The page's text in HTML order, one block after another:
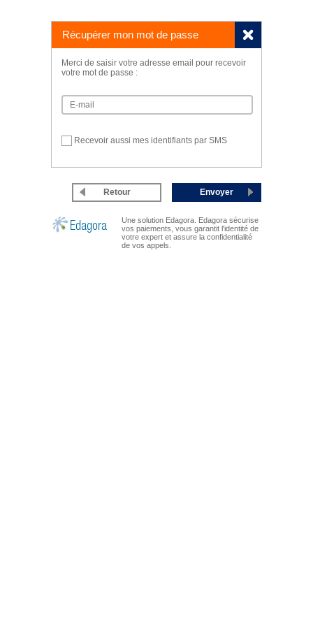
Récupérer mon mot de passe
Merci de saisir votre adresse email pour recevoir
votre mot de passe :
Recevoir aussi mes identifiants par SMS
Envoyer
Retour
Une solution Edagora. Edagora sécurise
vos paiements, vous garantit l'identité de
votre expert et assure la confidentialité
de vos appels.